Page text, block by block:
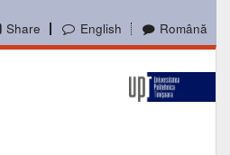
English Română
Share